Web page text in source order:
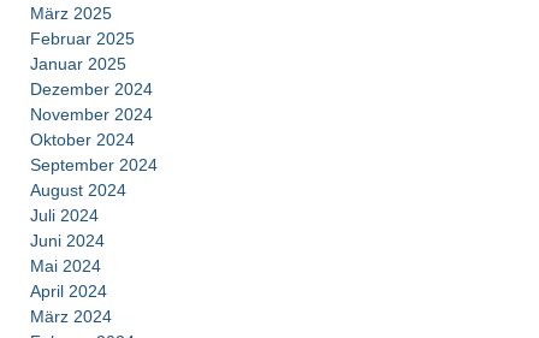
März 2025
Februar 2025
Januar 2025
Dezember 2024
November 2024
Oktober 2024
September 2024
August 2024
Juli 2024
Juni 2024
Mai 2024
April 2024
März 2024